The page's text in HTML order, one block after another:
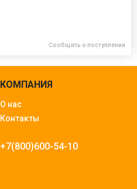
Сообщить о поступлении
КОМПАНИЯ
О нас
Контакты
+7(800)600-54-10